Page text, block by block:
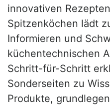
innovativen
Spitzenköchen lädt
Informieren und
küchentechnischen
Schritt-für-Schritt
Sonderseiten zu
Produkte,